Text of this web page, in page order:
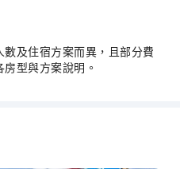
及住宿方案而異，且部分費
型與方案說明。